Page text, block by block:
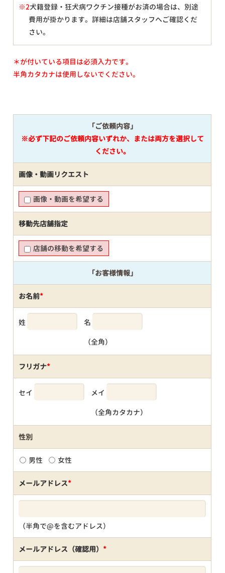
※2犬籍登録・狂犬病ワクチン接種がお済の場合は、別途
費用が掛かります。詳細は店舗スタッフへご確認くだ
さい。
＊が付いている項目は必須入力です。
半角カタカナは使用しないでください。
「ご依頼内容」
※必ず下記のご依頼内容いずれか、または両方を選択して
ください。
画像・動画リクエスト
画像・動画を希望する
移動先店舗指定
店舗の移動を希望する
「お客様情報」
お名前*
姓 名
（全角）
フリガナ*
セイ メイ
（全角カタカナ）
性別
男性 女性
メールアドレス*
（半角で@を含むアドレス）
メールアドレス（確認用） *